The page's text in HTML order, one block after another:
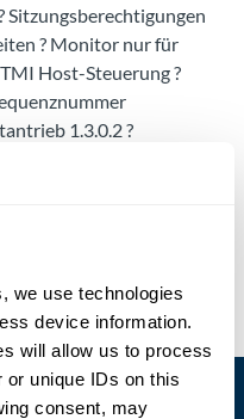
we use technologies
device information.
will allow us to process
unique IDs on this
consent, may
Sitzungsberechtigungen
? Monitor nur für
Host-Steuerung ?
1.3.0.2 ?
? Unterstützung des
Bus-Spannungs-Offset
?